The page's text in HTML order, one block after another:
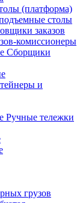
(платформа)
столы
заказов
комиссионеры
Сборщики
и
Ручные тележки
грузов